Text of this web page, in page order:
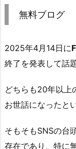
無料ブログ
2025年4月14日に
終了を発表して話
どちらも20年以上
お世話になったと
そもそもSNSの台
存在であり、特に